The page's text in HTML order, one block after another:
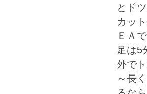
とド
カッ
ＥＡ
足は5
外で
～長